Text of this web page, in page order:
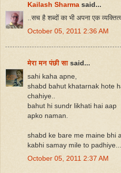
Kailash Sharma said...
..सच है शब्दों का भी अपना एक
October 05, 2011 2:36 AM
मेरा मन पंछी सा said...
sahi kaha apne,
shabd bahut khatarnak hote
chahiye..
bahut hi sundr likhati hai aap
apko naman.
shabd ke bare me maine bhi
kabhi samay mile to padhiye...
October 05, 2011 2:37 AM